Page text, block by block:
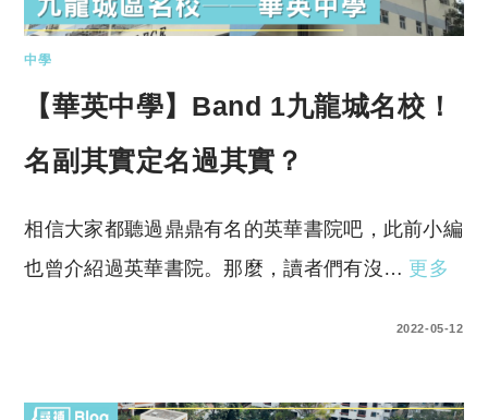
中學
【華英中學】Band 1九龍城名校！
名副其實定名過其實？
相信大家都聽過鼎鼎有名的英華書院吧，此前小編
也曾介紹過英華書院。那麼，讀者們有沒… 更多
2022-05-12